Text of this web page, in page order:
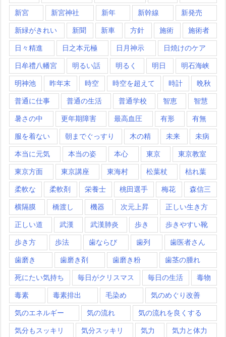
新宮 新宮神社 新年 新幹線 新発売
新緑がきれい 新聞 新車 方針 施術 施術者
日々精進 日之本元極 日月神示 日焼けのケア
日牟禮八幡宮 明るい話 明るく 明日 明石海峡
明神池 昨年末 時空 時空を超えて 時計 晩秋
普通に仕事 普通の生活 普通学校 智恵 智慧
暑さの中 更年期障害 最高血圧 有形 有無
服を着ない 朝までぐっすり 木の精 未来 未病
本当に元気 本当の姿 本心 東京 東京教室
東京方面 東京講座 東海村 松葉杖 枯れ葉
柔軟な 柔軟剤 栄養士 桃田選手 梅花 森信三
横隔膜 橋渡し 機器 次元上昇 正しい生き方
正しい道 武漢 武漢肺炎 歩き 歩きやすい靴
歩き方 歩法 歯ならび 歯列 歯医者さん
歯磨き 歯磨き剤 歯磨き粉 歯茎の腫れ
死にたい気持ち 毎日がクリスマス 毎日の生活 毒物
毒素 毒素排出 毛染め 気のめぐり改善
気のエネルギー 気の流れ 気の流れを良くする
気分もスッキリ 気分スッキリ 気力 気力と体力